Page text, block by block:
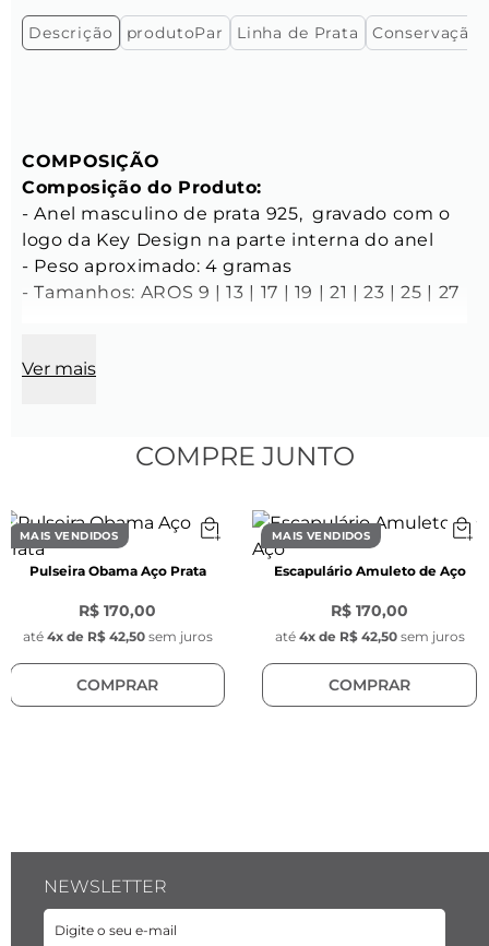
Descrição produtoPar Linha de Prata Conservação
COMPOSIÇÃO
Composição do Produto:
- Anel masculino de prata 925,  gravado com o
logo da Key Design na parte interna do anel
- Peso aproximado: 4 gramas
- Tamanhos: AROS 9 | 13 | 17 | 19 | 21 | 23 | 25 | 27
Características do Anel:
parte superior e formato
SAIBA MAIS
Para celebrar o momento mais inesquecível da
sua vida, produzimos em prata o anel Lovers,
com um design único, ranhuras em sua parte
superior e formato octogonal. Possui gravação
interna com a frase "I'll take care!"
Ver mais
COMPRE JUNTO
MAIS VENDIDOS
Pulseira Obama Aço Prata
R$ 170,00
até 4x de R$ 42,50 sem juros
COMPRAR
MAIS VENDIDOS
Escapulário Amuleto de Aço
R$ 170,00
até 4x de R$ 42,50 sem juros
COMPRAR
NEWSLETTER